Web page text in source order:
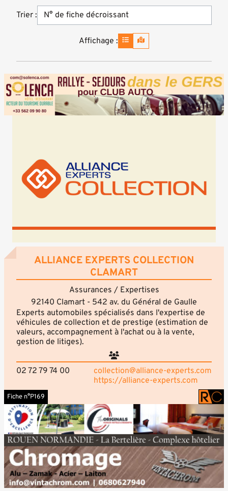
Trier :
Affichage :
ALLIANCE EXPERTS COLLECTION
CLAMART
Assurances / Expertises
92140 Clamart - 542 av. du Général de Gaulle
Experts automobiles spécialisés dans l'expertise de
véhicules de collection et de prestige (estimation de
valeurs, accompagnement à l'achat ou à la vente,
gestion de litiges).
02 72 79 74 00
collection@alliance-experts.com
https://alliance-experts.com
Fiche n°P169